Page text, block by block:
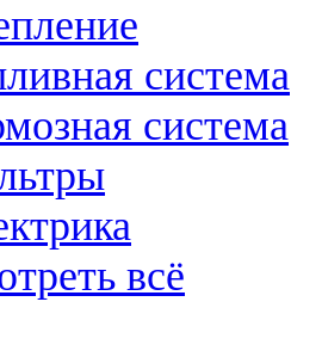
система
система
всё